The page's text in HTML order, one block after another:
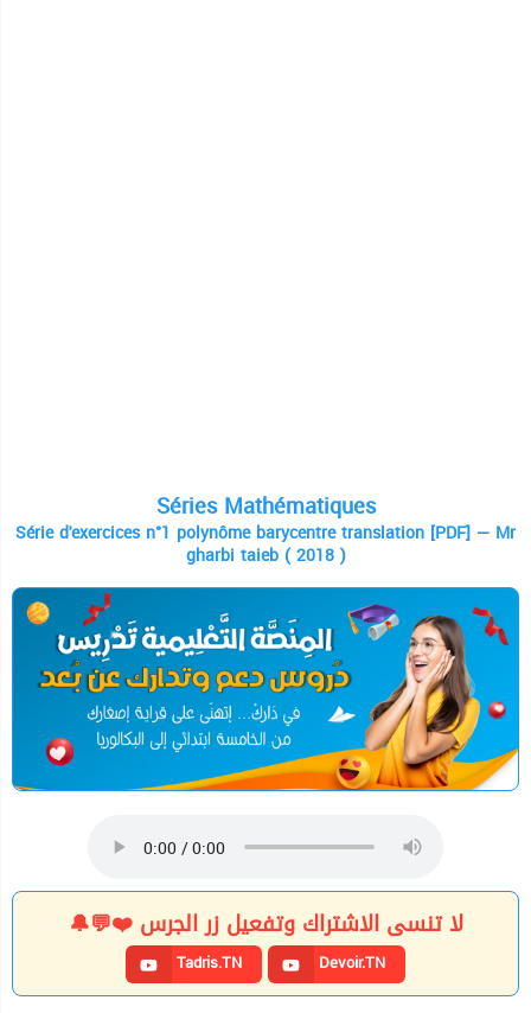
Séries Mathématiques
Série d'exercices n°1 polynôme barycentre translation [PDF] — Mr
gharbi taieb ( 2018 )
لا تنسى الاشتراك وتفعيل زر الجرس ❤️💬🔔
Tadris.TN Devoir.TN